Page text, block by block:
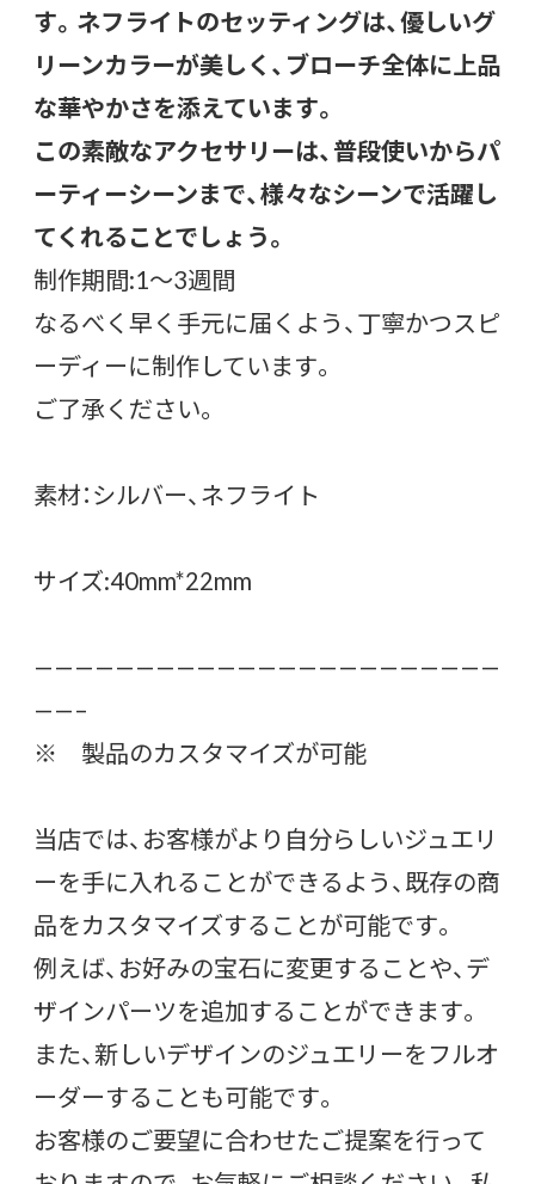
す。ネフライトのセッティングは、優しいグ
リーンカラーが美しく、ブローチ全体に上品
な華やかさを添えています。
この素敵なアクセサリーは、普段使いからパ
ーティーシーンまで、様々なシーンで活躍し
てくれることでしょう。
制作期間:1〜3週間
なるべく早く手元に届くよう、丁寧かつスピ
ーディーに制作しています。
ご了承ください。
素材：シルバー、ネフライト
サイズ:40mm*22mm
———————————————————————
——–
※ 製品のカスタマイズが可能
当店では、お客様がより自分らしいジュエリ
ーを手に入れることができるよう、既存の商
品をカスタマイズすることが可能です。
例えば、お好みの宝石に変更することや、デ
ザインパーツを追加することができます。
また、新しいデザインのジュエリーをフルオ
ーダーすることも可能です。
お客様のご要望に合わせたご提案を行って